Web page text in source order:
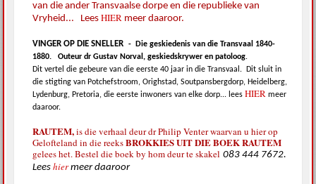
van die ander Transvaalse dorpe en die republieke van
Vryheid... Lees HIER meer daaroor.
VINGER OP DIE SNELLER -
Die geskiedenis van die Transvaal 1840-
1880.Outeur dr Gustav Norval, geskiedskrywer en patoloog.
Dit vertel die gebeure van die eerste 40 jaar in die Transvaal.
Dit sluit in
die stigting van Potchefstroom, Orighstad, Soutpansbergdorp, Heidelberg,
Lydenburg, Pretoria, die eerste inwoners van elke dorp... leesHIER meer
daaroor.
RAUTEM,is die verhaal deur dr Philip Venter waarvan u hier op
Gelofteland in die reeksBROKKIES UIT DIE BOEK RAUTEM
gelees het. Bestel die boek by hom deur te skakel083 444 7672.
Leeshiermeer daaroor